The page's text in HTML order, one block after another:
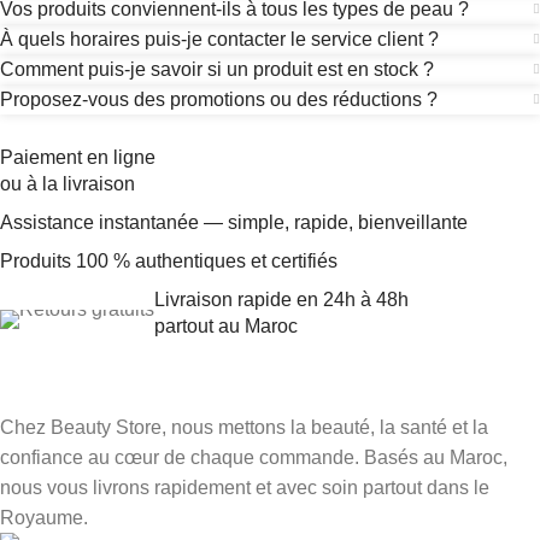
Vos produits conviennent-ils à tous les types de peau ?
À quels horaires puis-je contacter le service client ?
Comment puis-je savoir si un produit est en stock ?
Proposez-vous des promotions ou des réductions ?
Paiement en ligne
ou à la livraison
Assistance instantanée — simple, rapide, bienveillante
Produits 100 % authentiques et certifiés
Livraison rapide en 24h à 48h
partout au Maroc
Chez Beauty Store, nous mettons la beauté, la santé et la
confiance au cœur de chaque commande. Basés au Maroc,
nous vous livrons rapidement et avec soin partout dans le
Royaume.